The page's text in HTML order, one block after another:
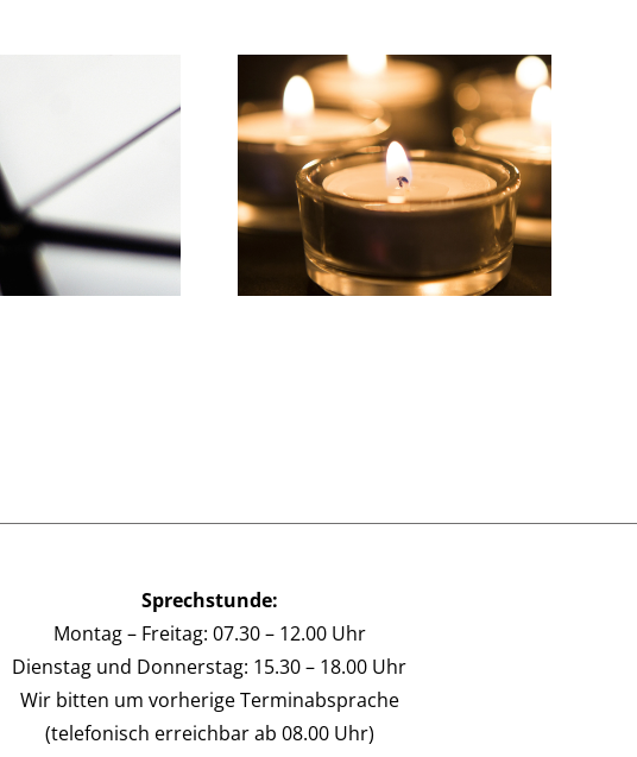
Ein letzter Gruß…
Wir wünschen einen
schönen Sommer!
Sprechstunde:
Montag – Freitag: 07.30 – 12.00 Uhr
Dienstag und Donnerstag: 15.30 – 18.00 Uhr
Wir bitten um vorherige Terminabsprache
(telefonisch erreichbar ab 08.00 Uhr)